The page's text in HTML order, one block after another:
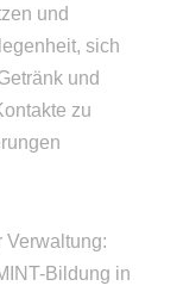
und
sich
und
zu
Verwaltung:
Bildung in